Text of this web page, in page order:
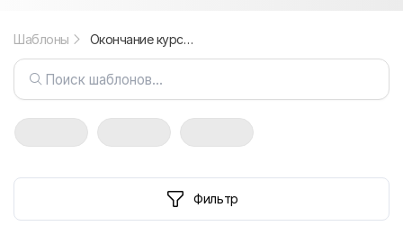
Шаблоны Окончание курсов
Фильтр